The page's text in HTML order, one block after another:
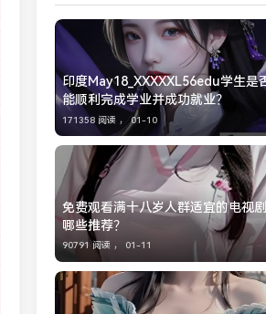
印度May18_XXXXXL56edu学生是
能顺利完成学业并成功就业？
171358 阅读 ， 01-10
免费观看满十八岁人群适宜的电视
哪些推荐？
90791 阅读 ， 01-11